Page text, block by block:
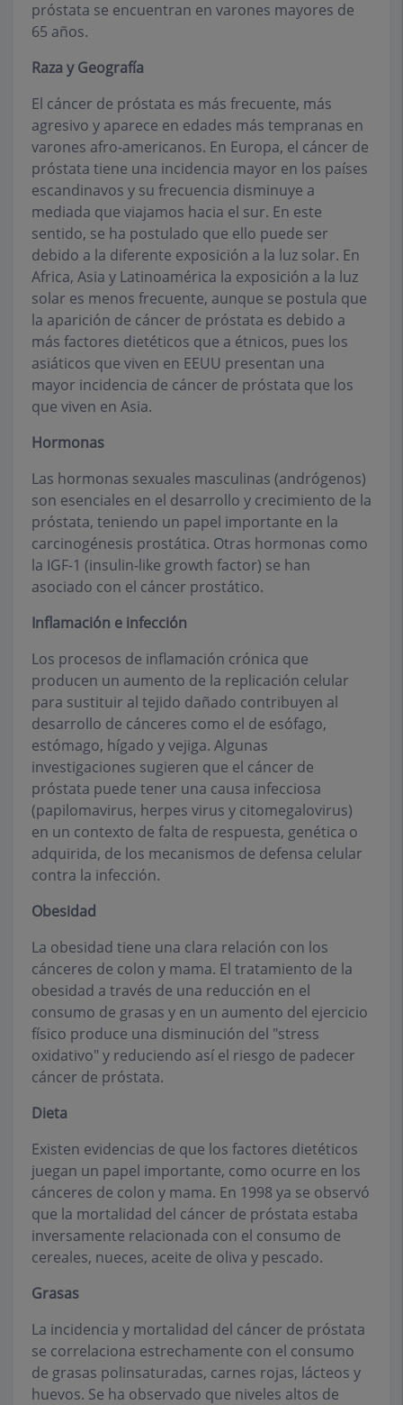
próstata se encuentran en varones mayores de
65 años.
Raza y Geografía
El cáncer de próstata es más frecuente, más
agresivo y aparece en edades más tempranas en
varones afro-americanos. En Europa, el cáncer de
próstata tiene una incidencia mayor en los países
escandinavos y su frecuencia disminuye a
mediada que viajamos hacia el sur. En este
sentido, se ha postulado que ello puede ser
debido a la diferente exposición a la luz solar. En
Africa, Asia y Latinoamérica la exposición a la luz
solar es menos frecuente, aunque se postula que
la aparición de cáncer de próstata es debido a
más factores dietéticos que a étnicos, pues los
asiáticos que viven en EEUU presentan una
mayor incidencia de cáncer de próstata que los
que viven en Asia.
Hormonas
Las hormonas sexuales masculinas (andrógenos)
son esenciales en el desarrollo y crecimiento de la
próstata, teniendo un papel importante en la
carcinogénesis prostática. Otras hormonas como
la IGF-1 (insulin-like growth factor) se han
asociado con el cáncer prostático.
Inflamación e infección
Los procesos de inflamación crónica que
producen un aumento de la replicación celular
para sustituir al tejido dañado contribuyen al
desarrollo de cánceres como el de esófago,
estómago, hígado y vejiga. Algunas
investigaciones sugieren que el cáncer de
próstata puede tener una causa infecciosa
(papilomavirus, herpes virus y citomegalovirus)
en un contexto de falta de respuesta, genética o
adquirida, de los mecanismos de defensa celular
contra la infección.
Obesidad
La obesidad tiene una clara relación con los
cánceres de colon y mama. El tratamiento de la
obesidad a través de una reducción en el
consumo de grasas y en un aumento del ejercicio
físico produce una disminución del "stress
oxidativo" y reduciendo así el riesgo de padecer
cáncer de próstata.
Dieta
Existen evidencias de que los factores dietéticos
juegan un papel importante, como ocurre en los
cánceres de colon y mama. En 1998 ya se observó
que la mortalidad del cáncer de próstata estaba
inversamente relacionada con el consumo de
cereales, nueces, aceite de oliva y pescado.
Grasas
La incidencia y mortalidad del cáncer de próstata
se correlaciona estrechamente con el consumo
de grasas polinsaturadas, carnes rojas, lácteos y
huevos. Se ha observado que niveles altos de